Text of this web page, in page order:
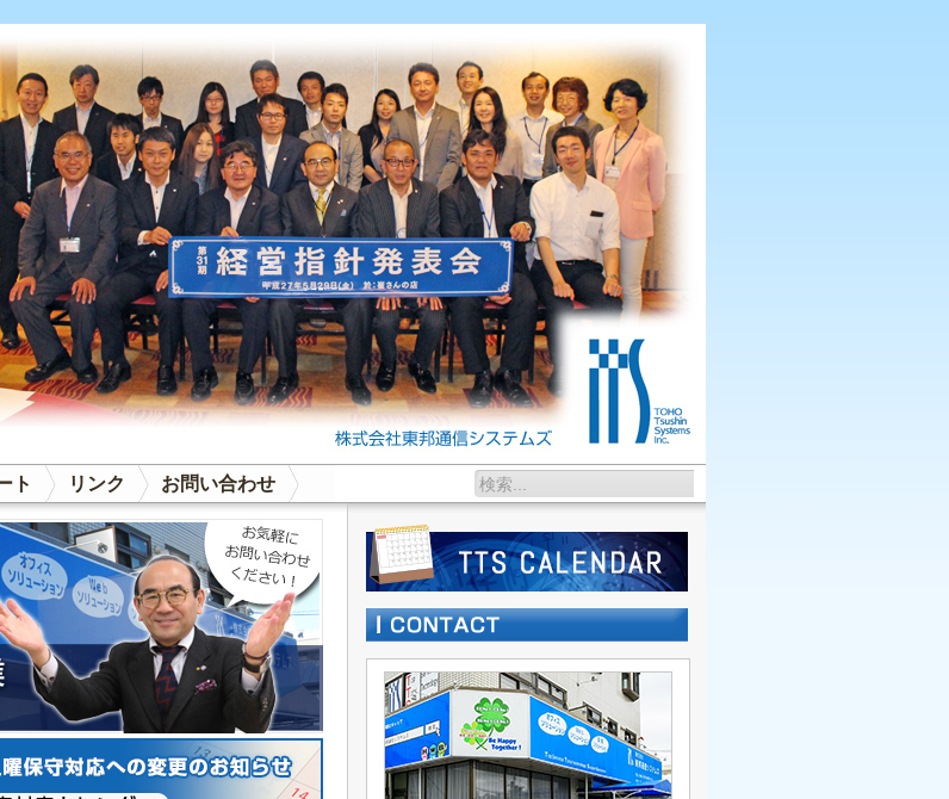
ト リンク お問い合わせ